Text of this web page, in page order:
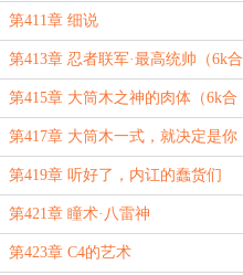
第411章 细说
第413章 忍者联军·最高统帅（6k合
章）
第415章 大筒木之神的肉体（6k合
章）
第417章 大筒木一式，就决定是你
了！（这一章千万要看）
第419章 听好了，内讧的蠢货们
第421章 瞳术·八雷神
第423章 C4的艺术